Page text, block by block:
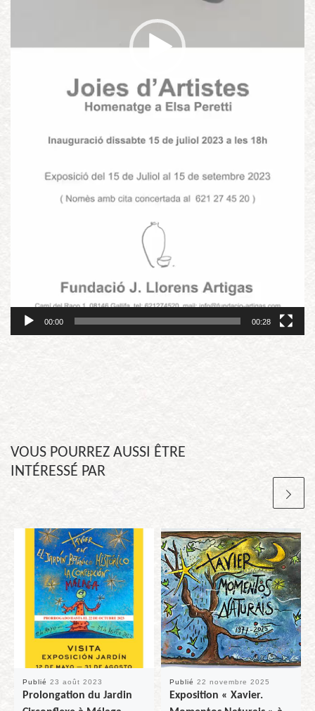
00:00 00:28
VOUS POURREZ AUSSI ÊTRE
INTÉRESSÉ PAR
Publié 23 août 2023
Prolongation du Jardin
Publié 22 novembre 2025
Exposition « Xavier.